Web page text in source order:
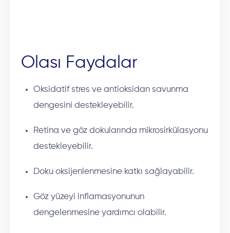
Olası Faydalar
Oksidatif stres ve antioksidan savunma
dengesini destekleyebilir.
Retina ve göz dokularında mikrosirkülasyonu
destekleyebilir.
Doku oksijenlenmesine katkı sağlayabilir.
Göz yüzeyi inflamasyonunun
dengelenmesine yardımcı olabilir.